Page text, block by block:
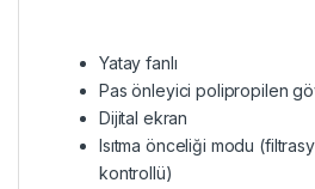
Yatay fanlı
Pas önleyici polipropilen
Dijital ekran
Isıtma önceliği modu
kontrollü)